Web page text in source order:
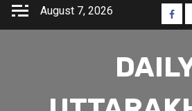
Skip
August 7, 2026